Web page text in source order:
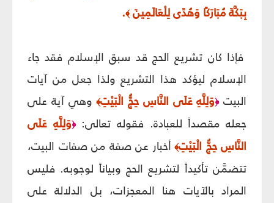
بِبَكَّةَ مُبَارَكًا وَهُدًى لِلْعَالَمِينَ﴾.
فإذا كان تشريع الحج قد سبق الإسلام فقد جاء
الإسلام ليؤكد هذا التشريع ولذا جعل من آيات
البيت﴿وَلِلَّهِ عَلَى النَّاسِ حِجُّ الْبَيْتِ﴾وهي آية على
جعله مقصداً للعبادة. فقوله تعالى:﴿وَلِلَّهِ عَلَى
النَّاسِ حِجُّ الْبَيْتِ﴾ أخبار عن صفة من صفات البيت،
تتضمَّن تأكيداً لتشريع الحج وبياناً لوجوبه. فليس
المراد بالآيات هنا المعجزات، بل الدلالة على